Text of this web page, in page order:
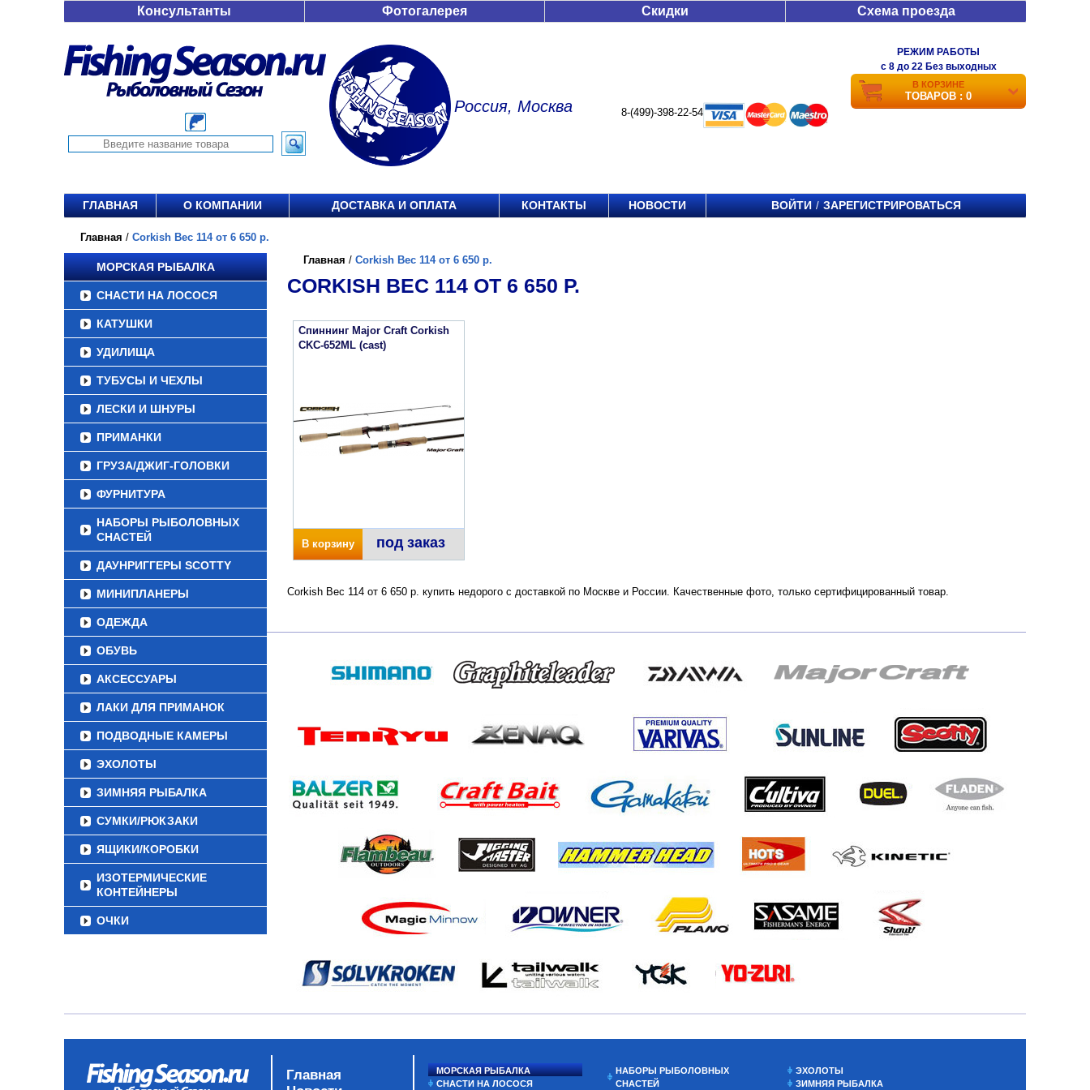
Консультанты Фотогалерея Скидки Схема проезда
Россия, Москва 8-(499)-398-22-54
РЕЖИМ РАБОТЫ
c 8 до 22 Без выходных
В КОРЗИНЕ
ТОВАРОВ : 0
ГЛАВНАЯ О КОМПАНИИ ДОСТАВКА И ОПЛАТА КОНТАКТЫ НОВОСТИ ВОЙТИ / ЗАРЕГИСТРИРОВАТЬСЯ
Главная / Corkish Вес 114 от 6 650 р.
МОРСКАЯ РЫБАЛКА
СНАСТИ НА ЛОСОСЯ
КАТУШКИ
УДИЛИЩА
ТУБУСЫ И ЧЕХЛЫ
ЛЕСКИ И ШНУРЫ
ПРИМАНКИ
ГРУЗА/ДЖИГ-ГОЛОВКИ
ФУРНИТУРА
НАБОРЫ РЫБОЛОВНЫХ
СНАСТЕЙ
ДАУНРИГГЕРЫ SCOTTY
МИНИПЛАНЕРЫ
ОДЕЖДА
ОБУВЬ
АКСЕССУАРЫ
ЛАКИ ДЛЯ ПРИМАНОК
ПОДВОДНЫЕ КАМЕРЫ
ЭХОЛОТЫ
ЗИМНЯЯ РЫБАЛКА
СУМКИ/РЮКЗАКИ
ЯЩИКИ/КОРОБКИ
ИЗОТЕРМИЧЕСКИЕ
КОНТЕЙНЕРЫ
ОЧКИ
Главная / Corkish Вес 114 от 6 650 р.
CORKISH ВЕС 114 ОТ 6 650 Р.
Спиннинг Major Craft Corkish
CKC-652ML (cast)
В корзину под заказ
Corkish Вес 114 от 6 650 р. купить недорого с доставкой по Москве и России. Качественные фото, только сертифицированный товар.
Главная
МОРСКАЯ РЫБАЛКА
СНАСТИ НА ЛОСОСЯ
НАБОРЫ РЫБОЛОВНЫХ
СНАСТЕЙ
ЭХОЛОТЫ
ЗИМНЯЯ РЫБАЛКА